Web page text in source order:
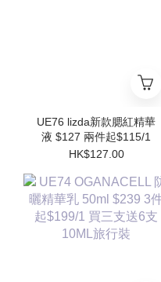
UE76 lizda新款腮紅精華
液 $127 兩件起$115/1
HK$127.00